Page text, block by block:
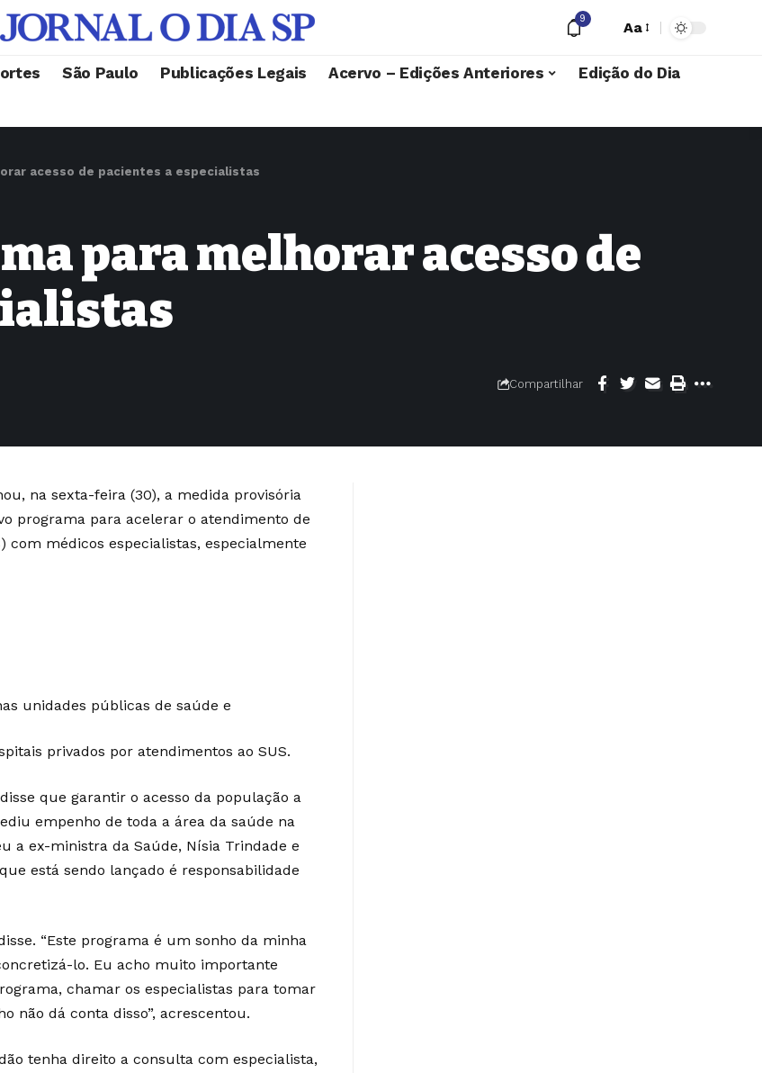
9
Aa
São Paulo Publicações Legais Acervo – Edições Anteriores
Edição do Dia
acesso de pacientes a especialistas
para melhorar acesso de
Compartilhar
na sexta-feira (30), a medida provisória
programa para acelerar o atendimento de
com médicos especialistas, especialmente
unidades públicas de saúde e
privados por atendimentos ao SUS.
que garantir o acesso da população a
empenho de toda a área da saúde na
a ex-ministra da Saúde, Nísia Trindade e
está sendo lançado é responsabilidade
“Este programa é um sonho da minha
lo. Eu acho muito importante
chamar os especialistas para tomar
não dá conta disso”, acrescentou.
tenha direito a consulta com especialista,